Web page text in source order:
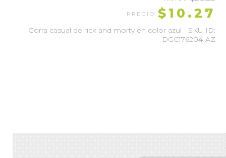
$10.27
Gorra casual de rick and morty en color azul - SKU ID:
DGC176204-AZ